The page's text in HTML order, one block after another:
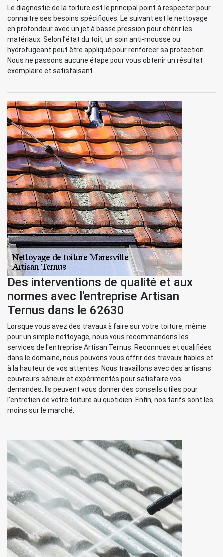
Le diagnostic de la toiture est le principal point à respecter pour
connaitre ses besoins spécifiques. Le suivant est le nettoyage
en profondeur avec un jet à basse pression pour chérir les
matériaux. Selon l’état du toit, un soin anti-mousse ou
hydrofugeant peut être appliqué pour renforcer sa protection.
Nous ne passons aucune étape pour vous obtenir un résultat
exemplaire et satisfaisant.
Des interventions de qualité et aux
normes avec l'entreprise Artisan
Ternus dans le 62630
Lorsque vous avez des travaux à faire sur votre toiture, même
pour un simple nettoyage, nous vous recommandons les
services de l'entreprise Artisan Ternus. Reconnues et qualifiées
dans le domaine, nous pouvons vous offrir des travaux fiables et
à la hauteur de vos attentes. Nous travaillons avec des artisans
couvreurs sérieux et expérimentés pour satisfaire vos
demandes. Ils peuvent vous donner des conseils utiles pour
l'entretien de votre toiture au quotidien. Enfin, nos tarifs sont les
moins sur le marché.